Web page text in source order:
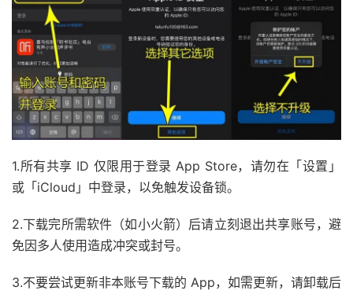
1.所有共享 ID 仅限用于登录 App Store，请勿在「设置」
或「iCloud」中登录，以免触发设备锁。
2.下载完所需软件（如小火箭）后请立刻退出共享账号，避
免因多人使用造成冲突或封号。
3.不要尝试更新非本账号下载的 App，如需更新，请卸载后